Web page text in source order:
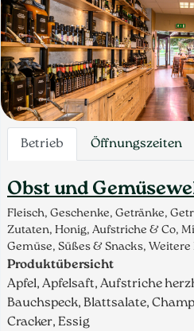
Betrieb Öffnungszeiten
Obst und
Fleisch, Geschenke, Getränke,
Zutaten, Honig, Aufstriche & Co,
Gemüse, Süßes & Snacks,
Produktübersicht
Apfel, Apfelsaft, Aufstriche
Bauchspeck, Blattsalate,
Cracker, Essig